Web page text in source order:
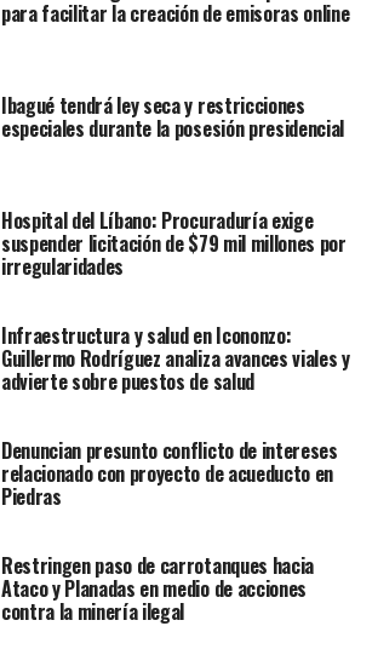
para facilitar la creación de emisoras online
Ibagué tendrá ley seca y restricciones
especiales durante la posesión presidencial
Hospital del Líbano: Procuraduría exige
suspender licitación de $79 mil millones por
irregularidades
Infraestructura y salud en Icononzo:
Guillermo Rodríguez analiza avances viales y
advierte sobre puestos de salud
Denuncian presunto conflicto de intereses
relacionado con proyecto de acueducto en
Piedras
Restringen paso de carrotanques hacia
Ataco y Planadas en medio de acciones
contra la minería ilegal